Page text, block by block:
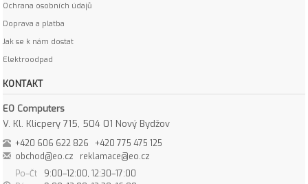
Ochrana osobních údajů
Doprava a platba
Jak se k nám dostat
Elektroodpad
KONTAKT
EO Computers
V. Kl. Klicpery 715, 504 01 Nový Bydžov
+420 606 622 826
+420 775 475 125
obchod@eo.cz
reklamace@eo.cz
Po–Čt
9:00–12:00, 12:30–17:00